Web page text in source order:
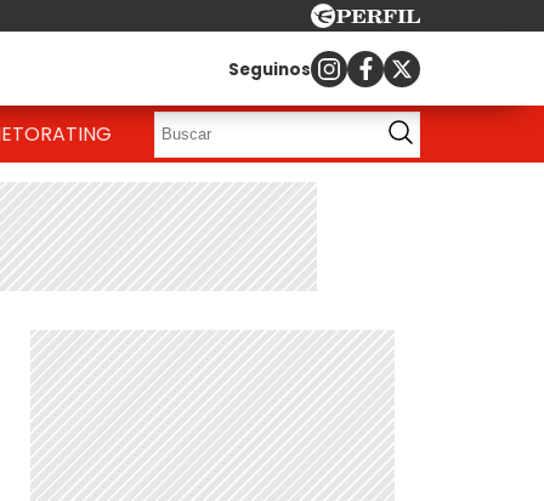
Seguinos
RATING